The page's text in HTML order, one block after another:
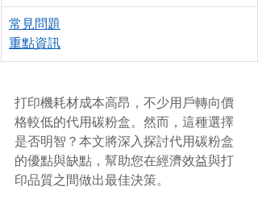
常見問題
重點資訊
打印機耗材成本高昂，不少用戶轉向價
格較低的代用碳粉盒。然而，這種選擇
是否明智？本文將深入探討代用碳粉盒
的優點與缺點，幫助您在經濟效益與打
印品質之間做出最佳決策。